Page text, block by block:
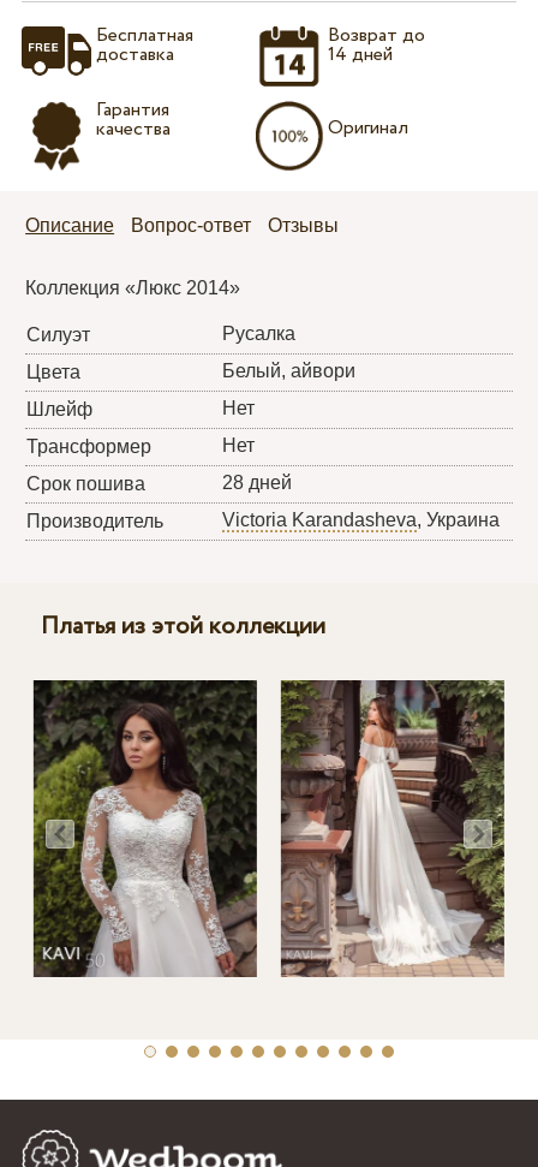
Бесплатная
доставка
Гарантия
качества
Возврат до
14 дней
Оригинал
Описание Вопрос-ответ Отзывы
Коллекция «Люкс 2014»
Силуэт
Русалка
Цвета
Белый, айвори
Шлейф
Нет
Трансформер
Нет
Срок пошива
28 дней
Производитель
Victoria Karandasheva, Украина
Платья из этой коллекции